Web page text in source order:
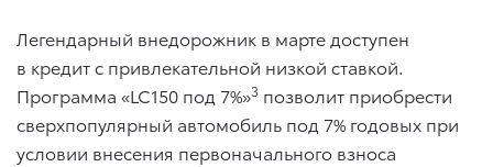
Легендарный внедорожник в марте доступен
в кредит с привлекательной низкой ставкой.
Программа «LC150 под 7%»3 позволит приобрести
сверхпопулярный автомобиль под 7% годовых при
условии внесения первоначального взноса